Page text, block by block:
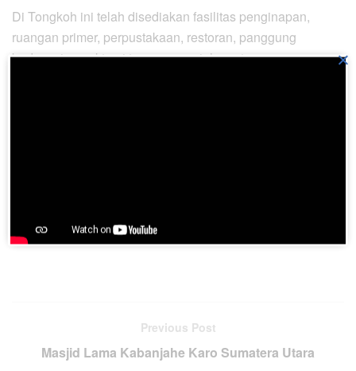
Di Tongkoh ini telah disediakan fasilitas penginapan,
ruangan primer, perpustakaan, restoran, panggung
budaya, juga aktrasi tunggang gajah, serta sarana
Previous Post
Masjid Lama Kabanjahe Karo Sumatera Utara
×